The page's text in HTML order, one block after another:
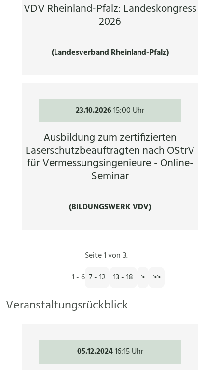
VDV Rheinland-Pfalz: Landeskongress
2026
(Landesverband Rheinland-Pfalz)
23.10.202615:00 Uhr
Ausbildung zum zertifizierten
Laserschutzbeauftragten nach OStrV
für Vermessungsingenieure - Online-
Seminar
(BILDUNGSWERK VDV)
Seite 1 von 3.
1 - 6 7 - 12 13 - 18 > >>
Veranstaltungsrückblick
05.12.202416:15 Uhr